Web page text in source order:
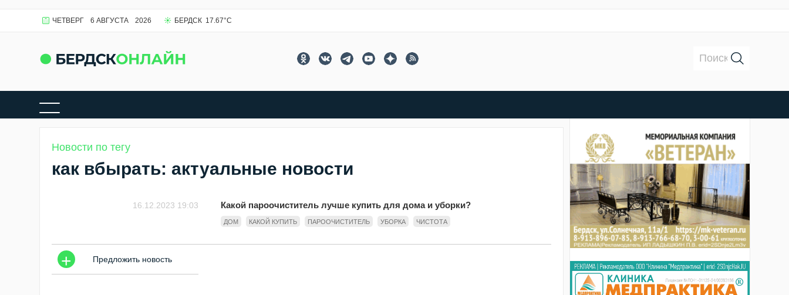
ЧЕТВЕРГ 6 АВГУСТА 2026 БЕРДСК 17.67°C
Новости по тегу
как вбырать: актуальные новости
16.12.2023 19:03 Какой пароочиститель лучше купить для дома и уборки?
ДОМ КАКОЙ КУПИТЬ ПАРООЧИСТИТЕЛЬ УБОРКА ЧИСТОТА
+ Предложить новость